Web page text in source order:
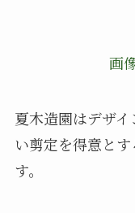
画
夏木造園はデザ
い剪定を得意と
す。